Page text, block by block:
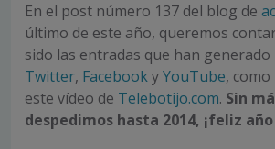
En el post número 137 del blog de
último de este año, queremos
sido las entradas que han
Twitter, FacebookyYouTube,
este vídeo de Telebotijo.com. Sin
despedimos hasta 2014,